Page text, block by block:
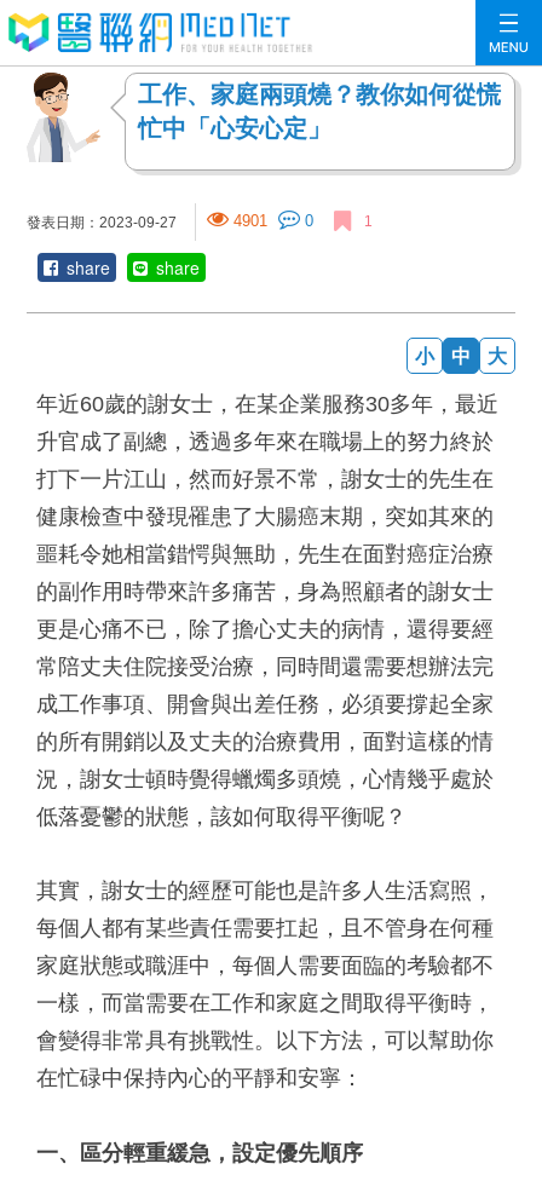
工作、家庭兩頭燒？教你如何從慌
忙中「心安心定」
發表日期：2023-09-27 4901 0 1
share share
大
中
小
年近60歲的謝女士，在某企業服務30多年，最近
升官成了副總，透過多年來在職場上的努力終於
打下一片江山，然而好景不常，謝女士的先生在
健康檢查中發現罹患了大腸癌末期，突如其來的
噩耗令她相當錯愕與無助，先生在面對癌症治療
的副作用時帶來許多痛苦，身為照顧者的謝女士
更是心痛不已，除了擔心丈夫的病情，還得要經
常陪丈夫住院接受治療，同時間還需要想辦法完
成工作事項、開會與出差任務，必須要撐起全家
的所有開銷以及丈夫的治療費用，面對這樣的情
況，謝女士頓時覺得蠟燭多頭燒，心情幾乎處於
低落憂鬱的狀態，該如何取得平衡呢？
其實，謝女士的經歷可能也是許多人生活寫照，
每個人都有某些責任需要扛起，且不管身在何種
家庭狀態或職涯中，每個人需要面臨的考驗都不
一樣，而當需要在工作和家庭之間取得平衡時，
會變得非常具有挑戰性。以下方法，可以幫助你
在忙碌中保持內心的平靜和安寧：
一、區分輕重緩急，設定優先順序